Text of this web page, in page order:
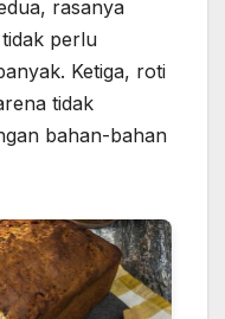
rasanya
perlu
Ketiga, roti
tidak
bahan-bahan